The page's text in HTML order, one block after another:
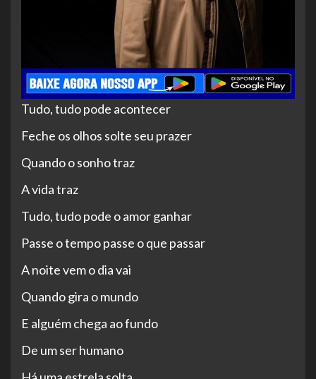
Tudo, tudo pode acontecer
Feche os olhos solte seu prazer
Quando o sonho traz
A vida traz
Tudo, tudo pode o amor ganhar
Passe o tempo passe o que passar
A noite vem o dia vai
Quando gira o mundo
E alguém chega ao fundo
De um ser humano